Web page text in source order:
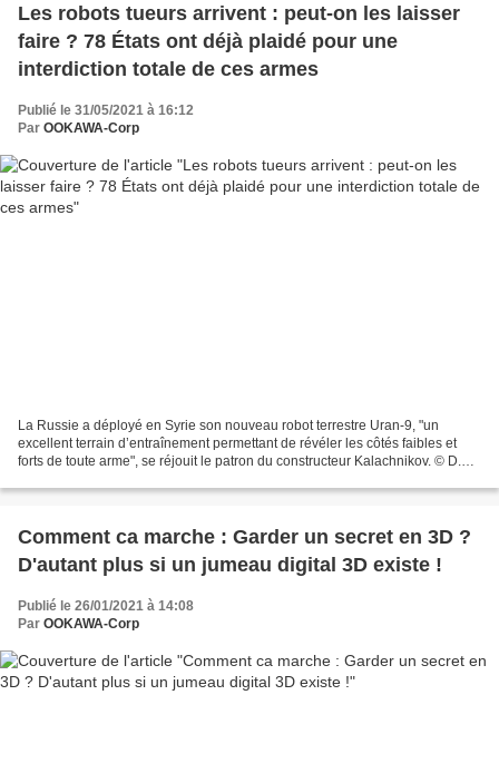
Les robots tueurs arrivent : peut-on les laisser
faire ? 78 États ont déjà plaidé pour une
interdiction totale de ces armes
Publié le 31/05/2021 à 16:12
Par OOKAWA-Corp
La Russie a déployé en Syrie son nouveau robot terrestre Uran-9, "un
excellent terrain d’entraînement permettant de révéler les côtés faibles et
forts de toute arme", se réjouit le patron du constructeur Kalachnikov. © D.R.
Comment ca marche : Garder un secret en 3D ?
D'autant plus si un jumeau digital 3D existe !
Publié le 26/01/2021 à 14:08
Par OOKAWA-Corp